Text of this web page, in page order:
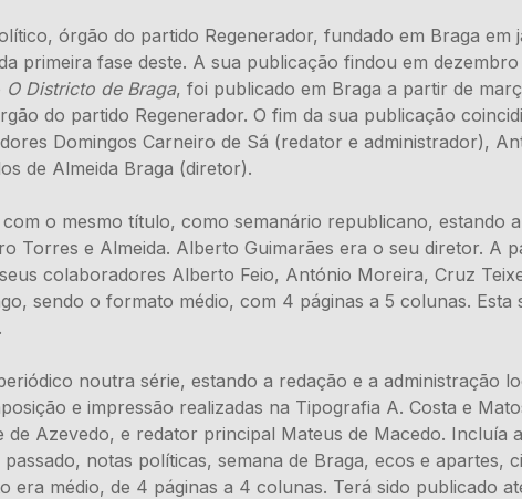
órgão do partido Regenerador, fundado em Braga em
primeira fase deste. A sua publicação findou em
O Districto de Braga, foi publicado em Braga a partir de
do partido Regenerador. O fim da sua publicação
Domingos Carneiro de Sá (redator e administrador),
de Almeida Braga (diretor).
o mesmo título, como semanário republicano, estando
Torres e Almeida. Alberto Guimarães era o seu diretor. A
colaboradores Alberto Feio, António Moreira, Cruz
sendo o formato médio, com 4 páginas a 5 colunas.
noutra série, estando a redação e a administração
e impressão realizadas na Tipografia A. Costa e
Azevedo, e redator principal Mateus de Macedo. Incluía
notas políticas, semana de Braga, ecos e apartes,
era médio, de 4 páginas a 4 colunas. Terá sido publicado